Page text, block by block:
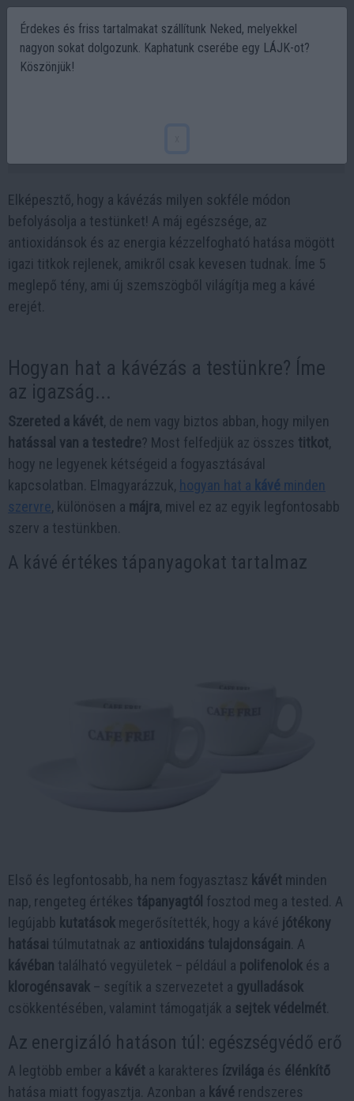
Elképesztő, hogy a kávézás milyen sokféle módon
befolyásolja a testünket! A máj egészsége, az
antioxidánsok és az energia kézzelfogható hatása mögött
igazi titkok rejlenek, amikről csak kevesen tudnak. Íme 5
meglepő tény, ami új szemszögből világítja meg a kávé
erejét.
Hogyan hat a kávézás a testünkre? Íme
az igazság...
Szereted a kávét, de nem vagy biztos abban, hogy milyen
hatással van a testedre? Most felfedjük az összes titkot,
hogy ne legyenek kétségeid a fogyasztásával
kapcsolatban. Elmagyarázzuk, hogyan hat a kávé minden
szervre, különösen a májra, mivel ez az egyik legfontosabb
szerv a testünkben.
A kávé értékes tápanyagokat tartalmaz
Első és legfontosabb, ha nem fogyasztasz kávét minden
nap, rengeteg értékes tápanyagtól fosztod meg a tested. A
legújabb kutatások megerősítették, hogy a kávé jótékony
hatásai túlmutatnak az antioxidáns tulajdonságain . A
kávéban található vegyületek – például a polifenolok és a
klorogénsavak – segítik a szervezetet a gyulladások
csökkentésében, valamint támogatják a sejtek védelmét
Az energizáló hatáson túl: egészségvédő erő
A legtöbb ember a kávét a karakteres ízvilága és élénkítő
hatása miatt fogyasztja. Azonban a kávé rendszeres
Érdekes és friss tartalmakat szállítunk Neked, melyekkel
nagyon sokat dolgozunk. Kaphatunk cserébe egy LÁJK-ot?
Köszönjük!